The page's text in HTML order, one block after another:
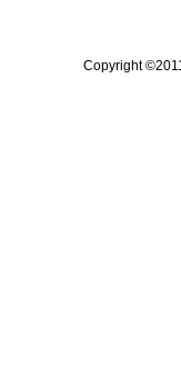
Copyright